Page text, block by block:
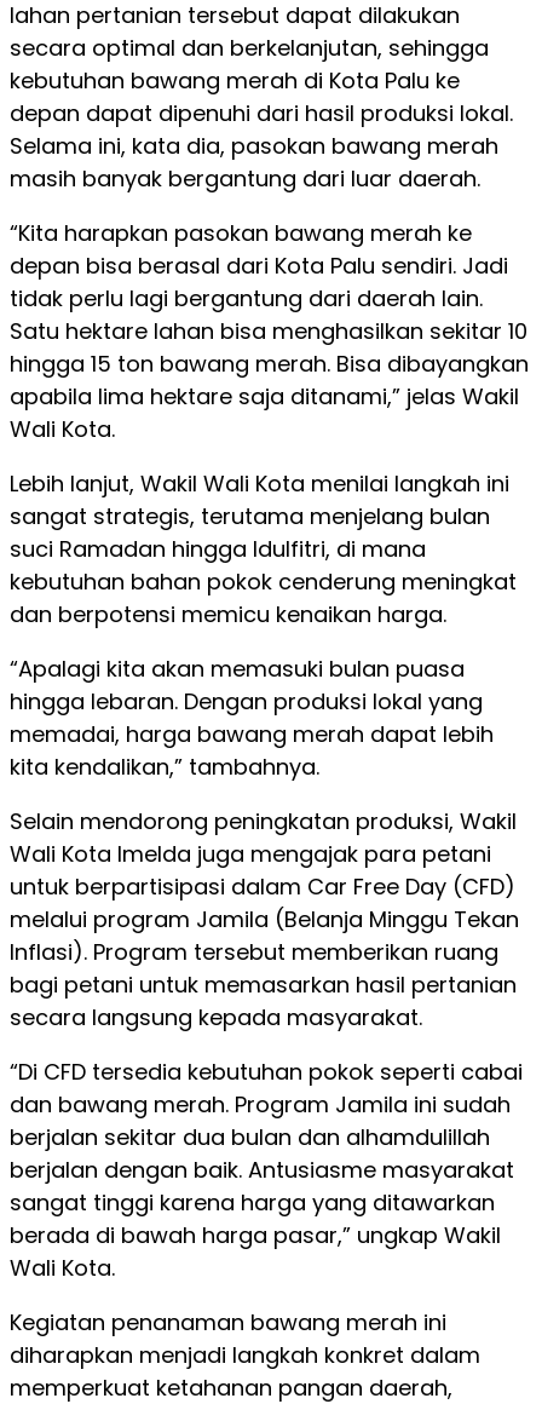
lahan pertanian tersebut dapat dilakukan
secara optimal dan berkelanjutan, sehingga
kebutuhan bawang merah di Kota Palu ke
depan dapat dipenuhi dari hasil produksi lokal.
Selama ini, kata dia, pasokan bawang merah
masih banyak bergantung dari luar daerah.
“Kita harapkan pasokan bawang merah ke
depan bisa berasal dari Kota Palu sendiri. Jadi
tidak perlu lagi bergantung dari daerah lain.
Satu hektare lahan bisa menghasilkan sekitar 10
hingga 15 ton bawang merah. Bisa dibayangkan
apabila lima hektare saja ditanami,” jelas Wakil
Wali Kota.
Lebih lanjut, Wakil Wali Kota menilai langkah ini
sangat strategis, terutama menjelang bulan
suci Ramadan hingga Idulfitri, di mana
kebutuhan bahan pokok cenderung meningkat
dan berpotensi memicu kenaikan harga.
“Apalagi kita akan memasuki bulan puasa
hingga lebaran. Dengan produksi lokal yang
memadai, harga bawang merah dapat lebih
kita kendalikan,” tambahnya.
Selain mendorong peningkatan produksi, Wakil
Wali Kota Imelda juga mengajak para petani
untuk berpartisipasi dalam Car Free Day (CFD)
melalui program Jamila (Belanja Minggu Tekan
Inflasi). Program tersebut memberikan ruang
bagi petani untuk memasarkan hasil pertanian
secara langsung kepada masyarakat.
“Di CFD tersedia kebutuhan pokok seperti cabai
dan bawang merah. Program Jamila ini sudah
berjalan sekitar dua bulan dan alhamdulillah
berjalan dengan baik. Antusiasme masyarakat
sangat tinggi karena harga yang ditawarkan
berada di bawah harga pasar,” ungkap Wakil
Wali Kota.
Kegiatan penanaman bawang merah ini
diharapkan menjadi langkah konkret dalam
memperkuat ketahanan pangan daerah,